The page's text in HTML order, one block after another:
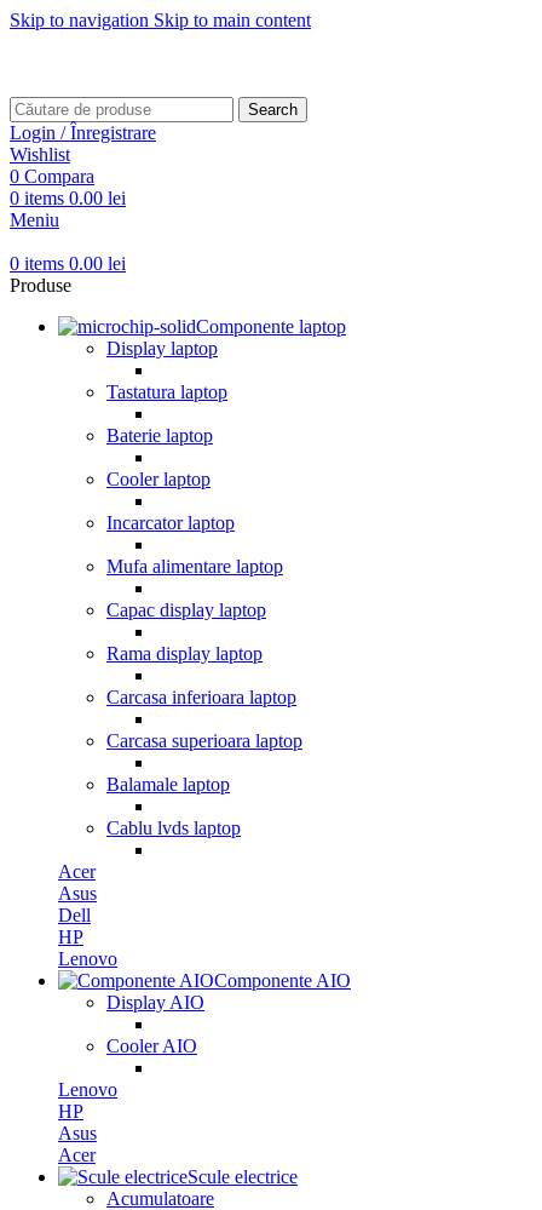
Skip to navigation Skip to main content
Search
Login / Înregistrare
Wishlist
0 Compara
0 items 0.00 lei
Meniu
0 items 0.00 lei
Produse
Componente laptop
Display laptop
Tastatura laptop
Baterie laptop
Cooler laptop
Incarcator laptop
Mufa alimentare laptop
Capac display laptop
Rama display laptop
Carcasa inferioara laptop
Carcasa superioara laptop
Balamale laptop
Cablu lvds laptop
Acer
Asus
Dell
HP
Lenovo
Componente AIO
Display AIO
Cooler AIO
Lenovo
HP
Asus
Acer
Scule electrice
Acumulatoare